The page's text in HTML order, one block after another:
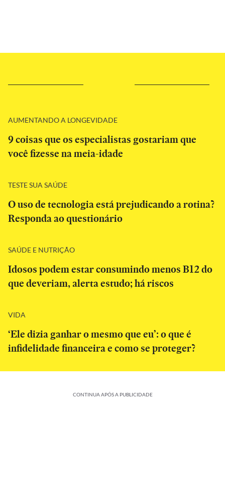
AUMENTANDO A LONGEVIDADE
9 coisas que os especialistas gostariam que
você fizesse na meia-idade
TESTE SUA SAÚDE
O uso de tecnologia está prejudicando a rotina?
Responda ao questionário
SAÚDE E NUTRIÇÃO
Idosos podem estar consumindo menos B12 do
que deveriam, alerta estudo; há riscos
VIDA
‘Ele dizia ganhar o mesmo que eu’: o que é
infidelidade financeira e como se proteger?
CONTINUA APÓS A PUBLICIDADE